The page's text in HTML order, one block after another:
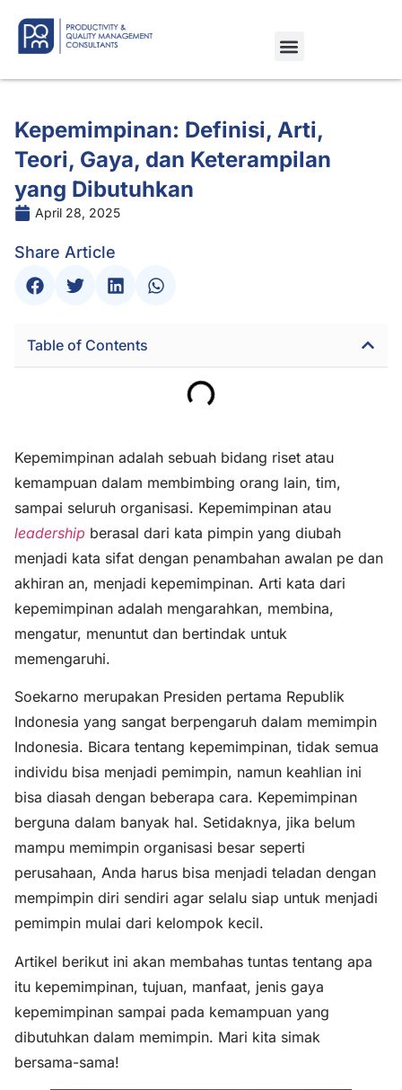
Kepemimpinan: Definisi, Arti,
Teori, Gaya, dan Keterampilan
yang Dibutuhkan
April 28, 2025
Share Article
Table of Contents
Kepemimpinan adalah sebuah bidang riset atau
kemampuan dalam membimbing orang lain, tim,
sampai seluruh organisasi. Kepemimpinan atau
leadership berasal dari kata pimpin yang diubah
menjadi kata sifat dengan penambahan awalan pe dan
akhiran an, menjadi kepemimpinan. Arti kata dari
kepemimpinan adalah mengarahkan, membina,
mengatur, menuntut dan bertindak untuk
memengaruhi.
Soekarno merupakan Presiden pertama Republik
Indonesia yang sangat berpengaruh dalam memimpin
Indonesia. Bicara tentang kepemimpinan, tidak semua
individu bisa menjadi pemimpin, namun keahlian ini
bisa diasah dengan beberapa cara. Kepemimpinan
berguna dalam banyak hal. Setidaknya, jika belum
mampu memimpin organisasi besar seperti
perusahaan, Anda harus bisa menjadi teladan dengan
mempimpin diri sendiri agar selalu siap untuk menjadi
pemimpin mulai dari kelompok kecil.
Artikel berikut ini akan membahas tuntas tentang apa
itu kepemimpinan, tujuan, manfaat, jenis gaya
kepemimpinan sampai pada kemampuan yang
dibutuhkan dalam memimpin. Mari kita simak
bersama-sama!